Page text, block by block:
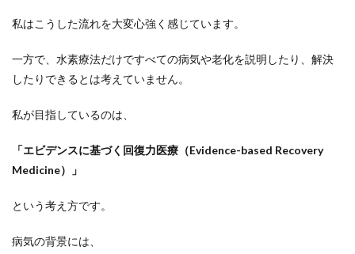
私はこうした流れを大変心強く感じています。
一方で、水素療法だけですべての病気や老化を説明したり、解決
したりできるとは考えていません。
私が目指しているのは、
「エビデンスに基づく回復力医療（Evidence-based Recovery
Medicine）」
という考え方です。
病気の背景には、